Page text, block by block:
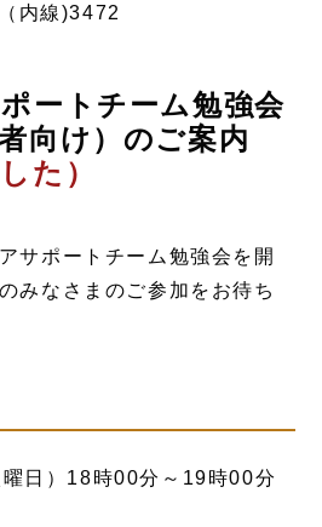
内線)3472
ートチーム勉強会
向け）のご案内
た）
サポートチーム勉強会を開
みなさまのご参加をお待ち
日）18時00分～19時00分